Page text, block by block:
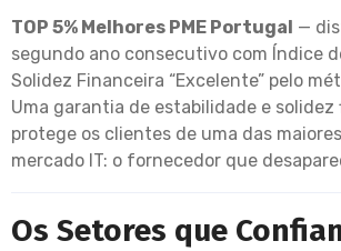
TOP 5% Melhores PME Portugal —
segundo ano consecutivo com Índice
Solidez Financeira “Excelente” pelo
Uma garantia de estabilidade e
protege os clientes de uma das
mercado IT: o fornecedor que
Os Setores que